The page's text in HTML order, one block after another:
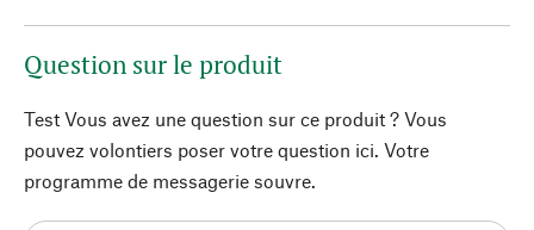
Question sur le produit
Test Vous avez une question sur ce produit ? Vous
pouvez volontiers poser votre question ici. Votre
programme de messagerie souvre.